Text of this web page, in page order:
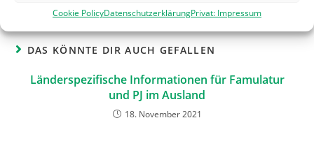
Cookie PolicyDatenschutzerklärungPrivat: Impressum
DAS KÖNNTE DIR AUCH GEFALLEN
Länderspezifische Informationen für Famulatur
und PJ im Ausland
18. November 2021